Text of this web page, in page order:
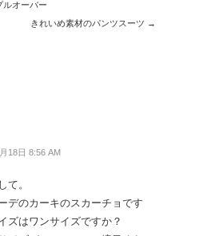
ルオーバー
きれいめ素材のパンツスーツ →
18日 8:56 AM
て。
デのカーキのスカーチョです
ズはワンサイズですか？